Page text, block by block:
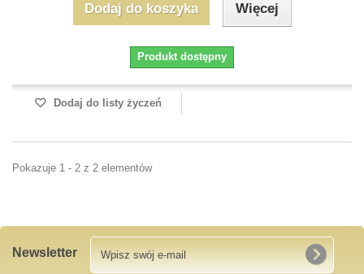
Dodaj do koszyka Więcej
Produkt dostępny
Dodaj do listy życzeń
Pokazuje 1 - 2 z 2 elementów
Newsletter